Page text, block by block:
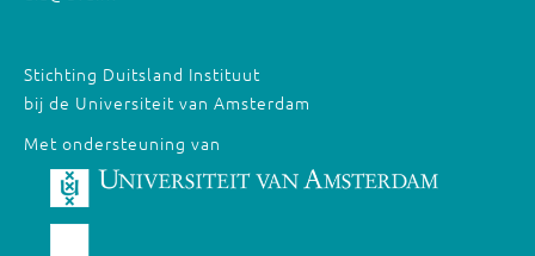
Stichting Duitsland Instituut
bij de Universiteit van Amsterdam
Met ondersteuning van